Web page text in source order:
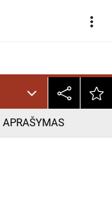
more_vert
APRAŠYMAS